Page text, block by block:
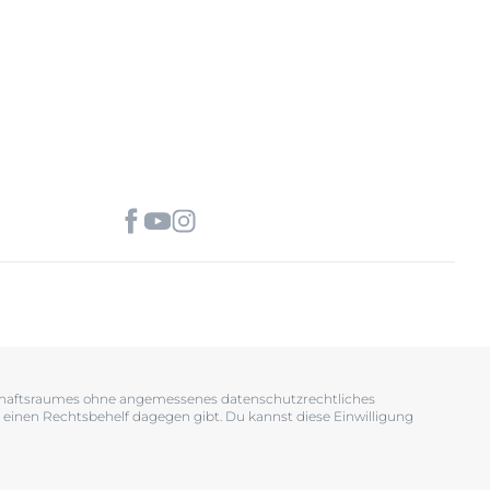
ohne angemessenes datenschutzrechtliches
Rechtsbehelf dagegen gibt. Du kannst diese Einwilligung